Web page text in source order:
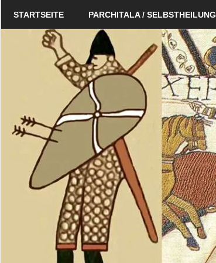
Schildverlag
STARTSEITE PARCHITALA / SELBSTHEILUNG